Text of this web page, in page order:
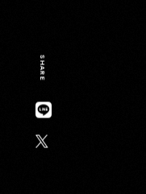
SHARE